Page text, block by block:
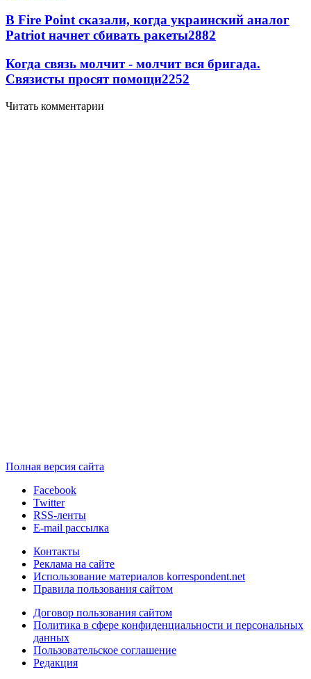
В Fire Point сказали, когда украинский аналог
Patriot начнет сбивать ракеты2882
Когда связь молчит - молчит вся бригада.
Связисты просят помощи2252
Читать комментарии
Полная версия сайта
Facebook
Twitter
RSS-ленты
E-mail рассылка
Контакты
Реклама на сайте
Использование материалов korrespondent.net
Правила пользования сайтом
Договор пользования сайтом
Политика в сфере конфиденциальности и персональных
данных
Пользовательское соглашение
Редакция